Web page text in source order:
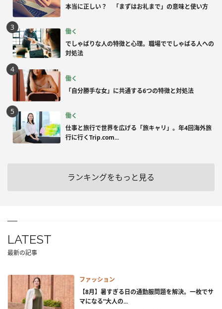
本当に正しい？ 「まずはお礼まで」の意味と使い方
働く
でしゃばりな人の特徴と心理。職場ででしゃばる人への
対処法
働く
「自分勝手な女」に共通する6つの特徴と対処法
働く
仕事と旅行で世界を広げる「旅キャリ」。年4回海外旅
行に行くTrip.com...
ランキングをもっと見る
LATEST
最新の記事
ファッション
【8月】暑すぎる日の通勤服問題を解決。一枚でサ
マになる“大人の...